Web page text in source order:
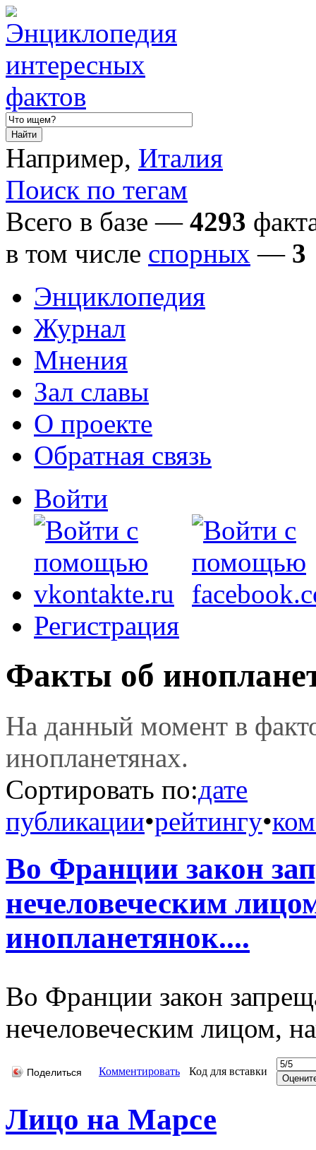
Например, Италия
Поиск по тегам
Всего в базе — 4293
в том числе спорных — 3
Энциклопедия
Журнал
Мнения
Зал славы
О проекте
Обратная связь
Войти
Регистрация
Факты об
На данный момент в
инопланетянах.
Сортировать по:дате
публикации•рейтингу•
Во Франции закон
нечеловеческим
инопланетянок....
Во Франции закон
нечеловеческим лицом,
Поделиться Комментировать Код для вставки
Лицо на Марсе